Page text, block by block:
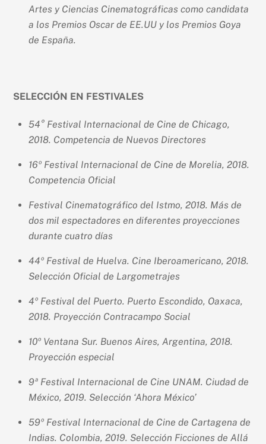
Artes y Ciencias Cinematográficas como candidata
a los Premios Oscar de EE.UU y los Premios Goya
de España.
SELECCIÓN EN FESTIVALES
54° Festival Internacional de Cine de Chicago,
2018. Competencia de Nuevos Directores
16º Festival Internacional de Cine de Morelia, 2018.
Competencia Oficial
Festival Cinematográfico del Istmo, 2018. Más de
dos mil espectadores en diferentes proyecciones
durante cuatro días
44º Festival de Huelva. Cine Iberoamericano, 2018.
Selección Oficial de Largometrajes
4º Festival del Puerto. Puerto Escondido, Oaxaca,
2018. Proyección Contracampo Social
10º Ventana Sur. Buenos Aires, Argentina, 2018.
Proyección especial
9ª Festival Internacional de Cine UNAM. Ciudad de
México, 2019. Selección ‘Ahora México’
59º Festival Internacional de Cine de Cartagena de
Indias. Colombia, 2019. Selección Ficciones de Allá